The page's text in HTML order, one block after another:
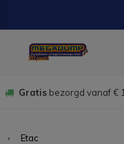
Gratisbezorgd vanaf € 150
Etac